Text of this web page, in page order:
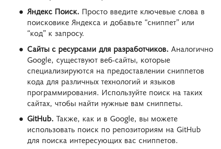
Яндекс Поиск. Просто введите ключевые слова в
поисковике Яндекса и добавьте “сниппет” или
“код” к запросу.
Сайты с ресурсами для разработчиков. Аналогично
Google, существуют веб-сайты, которые
специализируются на предоставлении сниппетов
кода для различных технологий и языков
программирования. Используйте поиск на таких
сайтах, чтобы найти нужные вам сниппеты.
GitHub. Также, как и в Google, вы можете
использовать поиск по репозиториям на GitHub
для поиска интересующих вас сниппетов.